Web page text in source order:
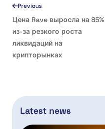
Previous
Цена Rave выросла на 85%
из-за резкого роста
ликвидаций на
крипторынках
Latest news